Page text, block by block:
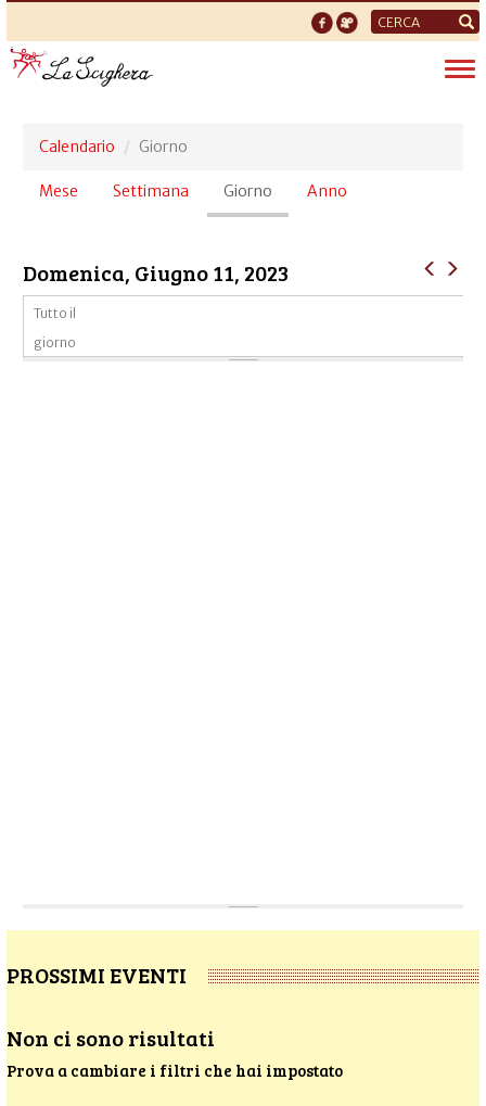
Form
di
ricerca
Calendario Giorno
Schede
Mese Settimana Giorno (scheda
attiva)
Anno
Domenica, Giugno 11, 2023
Tutto il
giorno
PROSSIMI EVENTI
Non ci sono risultati
Prova a cambiare i filtri che hai impostato